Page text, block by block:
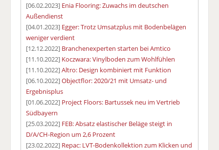
[06.02.2023] Enia Flooring: Zuwachs im deutschen
Außendienst
[04.01.2023] Egger: Trotz Umsatzplus mit Bodenbelägen
weniger verdient
[12.12.2022] Branchenexperten starten bei Amtico
[11.10.2022] Koczwara: Vinylboden zum Wohlfühlen
[11.10.2022]Altro: Design kombiniert mit Funktion
[06.10.2022]Objectflor: 2020/21 mit Umsatz- und
Ergebnisplus
[01.06.2022] Project Floors: Bartussek neu im Vertrieb
Südbayern
[25.03.2022] FEB: Absatz elastischer Beläge steigt in
D/A/CH-Region um 2,6 Prozent
[23.02.2022] Repac: LVT-Bodenkollektion zum Klicken und